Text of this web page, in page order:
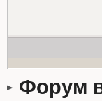
Форум